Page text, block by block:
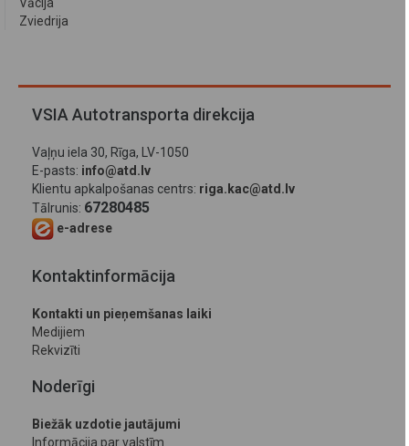
Vācija
Zviedrija
VSIA Autotransporta direkcija
Vaļņu iela 30, Rīga, LV-1050
E-pasts: info@atd.lv
Klientu apkalpošanas centrs: riga.kac@atd.lv
Tālrunis: 67280485
e-adrese
Kontaktinformācija
Kontakti un pieņemšanas laiki
Medijiem
Rekvizīti
Noderīgi
Biežāk uzdotie jautājumi
Informācija par valstīm